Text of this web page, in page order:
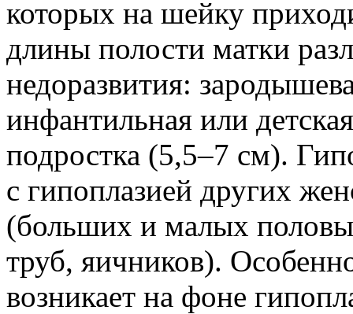
которых на шейку
длины полости матки
недоразвития:
инфантильная или
подростка (5,5–7 см).
с гипоплазией других
(больших и малых
труб, яичников).
возникает на фоне